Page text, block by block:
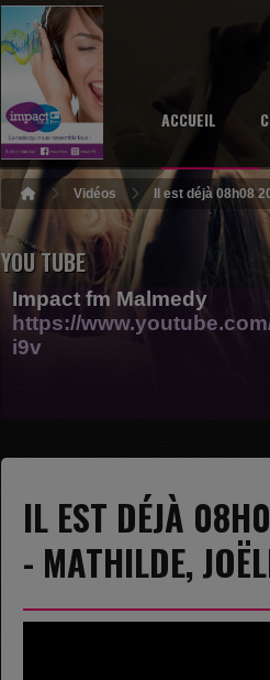
ACCUEIL
Vidéos Il est déjà 08h08
YOU TUBE
Impact fm Malmedy
https://
i9v
IL EST DÉJÀ
- MATHILDE,